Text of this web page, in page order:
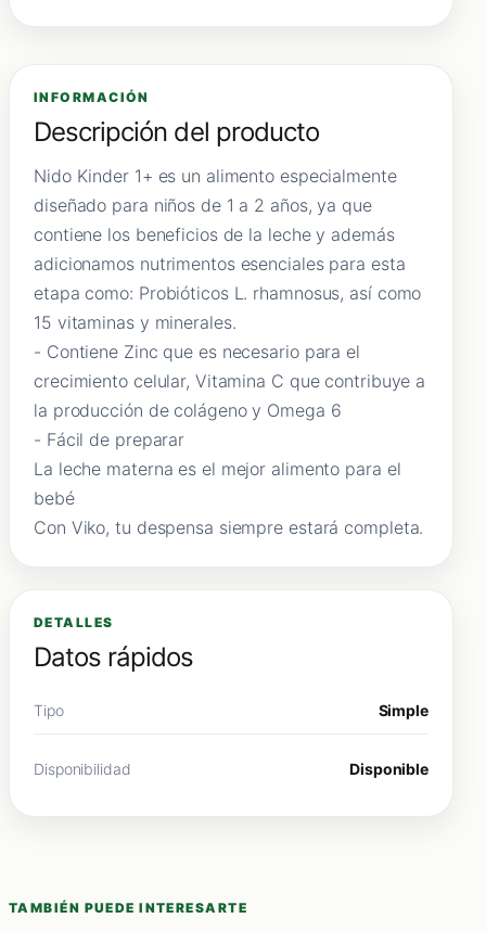
INFORMACIÓN
Descripción del producto
Nido Kinder 1+ es un alimento especialmente
diseñado para niños de 1 a 2 años, ya que
contiene los beneficios de la leche y además
adicionamos nutrimentos esenciales para esta
etapa como: Probióticos L. rhamnosus, así como
15 vitaminas y minerales.
- Contiene Zinc que es necesario para el
crecimiento celular, Vitamina C que contribuye a
la producción de colágeno y Omega 6
- Fácil de preparar
La leche materna es el mejor alimento para el
bebé
Con Viko, tu despensa siempre estará completa.
DETALLES
Datos rápidos
Tipo Simple
Disponibilidad Disponible
TAMBIÉN PUEDE INTERESARTE